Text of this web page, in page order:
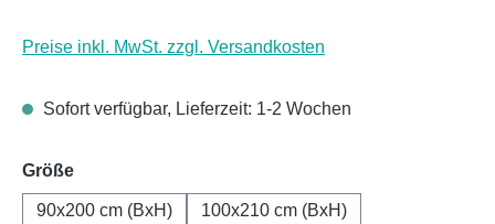
Preise inkl. MwSt. zzgl. Versandkosten
Sofort verfügbar, Lieferzeit: 1-2 Wochen
Größeauswählen
90x200 cm (BxH)
100x210 cm (BxH)